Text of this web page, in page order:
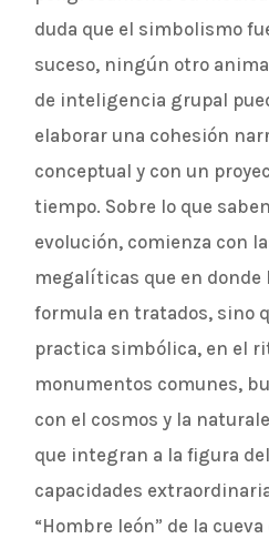
duda que el simbolismo
suceso, ningún otro
de inteligencia grupal
elaborar una cohesión
conceptual y con un
tiempo. Sobre lo que
evolución, comienza con
megalíticas que en
formula en tratados, sino
practica simbólica, en el
monumentos comunes,
con el cosmos y la
que integran a la figura
capacidades
“Hombre león” de la